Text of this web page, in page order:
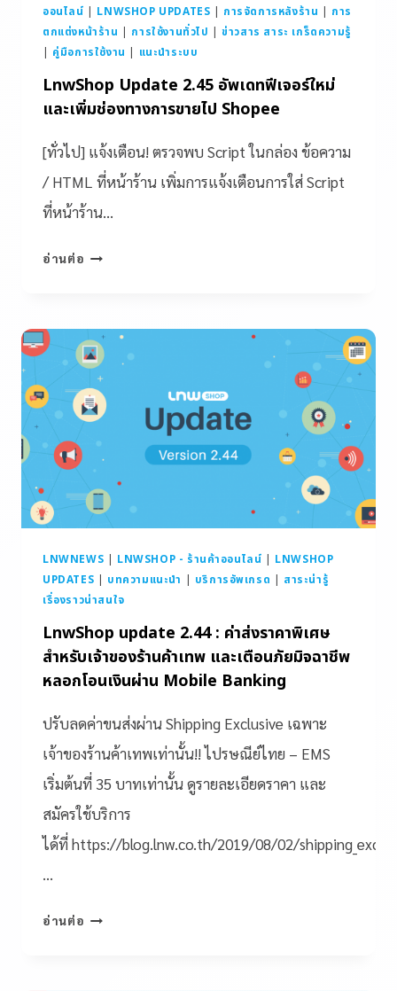
ออนไลน์ | LNWSHOP UPDATES | การจัดการหลังร้าน | การ
ตกแต่งหน้าร้าน | การใช้งานทั่วไป |ข่าวสาร สาระ เกร็ดความรู้
| คู่มือการใช้งาน | แนะนำระบบ
LnwShop Update 2.45 อัพเดทฟีเจอร์ใหม่
และเพิ่มช่องทางการขายไป Shopee
[ทั่วไป] แจ้งเตือน! ตรวจพบ Script ในกล่อง ข้อความ
/ HTML ที่หน้าร้าน เพิ่มการแจ้งเตือนการใส่ Script
ที่หน้าร้าน…
อ่านต่อ
LNWNEWS | LNWSHOP - ร้านค้าออนไลน์ | LNWSHOP
UPDATES | บทความแนะนำ | บริการอัพเกรด | สาระน่ารู้
เรื่องราวน่าสนใจ
LnwShop update 2.44 : ค่าส่งราคาพิเศษ
สำหรับเจ้าของร้านค้าเทพ และเตือนภัยมิจฉาชีพ
หลอกโอนเงินผ่าน Mobile Banking
ปรับลดค่าขนส่งผ่าน Shipping Exclusive เฉพาะ
เจ้าของร้านค้าเทพเท่านั้น!! ไปรษณีย์ไทย – EMS
เริ่มต้นที่ 35 บาทเท่านั้น ดูรายละเอียดราคา และ
สมัครใช้บริการ
ได้ที่ https://blog.lnw.co.th/2019/08/02/
…
อ่านต่อ